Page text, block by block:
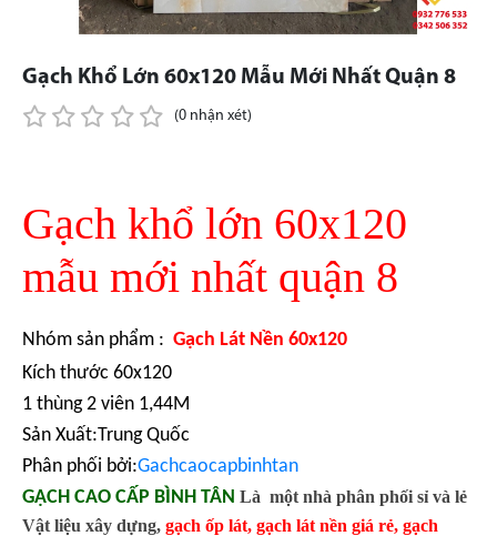
Gạch Khổ Lớn 60x120 Mẫu Mới Nhất Quận 8
(0 nhận xét)
Gạch khổ lớn 60x120
mẫu mới nhất quận 8
Nhóm sản phẩm : Gạch Lát Nền 60x120
Kích thước 60x120
1 thùng 2 viên 1,44M
Sản Xuất:Trung Quốc
Phân phối bởi:Gachcaocapbinhtan
GẠCH CAO CẤP BÌNH TÂN Là một nhà phân phối sỉ và lẻ
Vật liệu xây dựng, gạch ốp lát, gạch lát nền giá rẻ, gạch